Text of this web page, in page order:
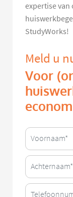
expertise van
StudyWorks!
Meld u
Voor